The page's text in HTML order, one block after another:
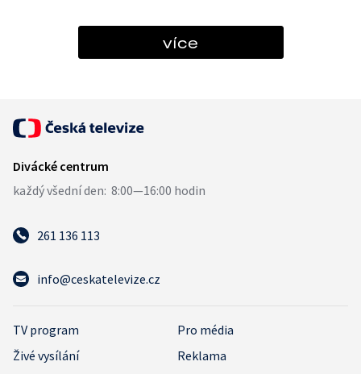
více
261 136 113
info@ceskatelevize.cz
TV program
Pro média
Živé vysílání
Reklama